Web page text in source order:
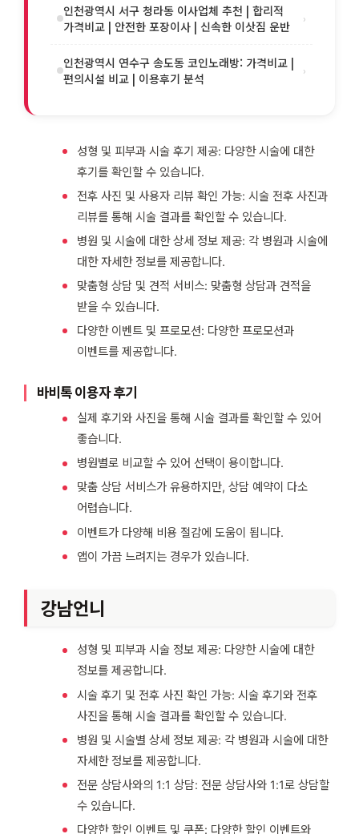
인천광역시 서구 청라동 이사업체 추천 | 합리적
가격비교 | 안전한 포장이사 | 신속한 이삿짐 운반
›
인천광역시 연수구 송도동 코인노래방: 가격비교 |
편의시설 비교 | 이용후기 분석
›
성형 및 피부과 시술 후기 제공: 다양한 시술에 대한
후기를 확인할 수 있습니다.
전후 사진 및 사용자 리뷰 확인 가능: 시술 전후 사진과
리뷰를 통해 시술 결과를 확인할 수 있습니다.
병원 및 시술에 대한 상세 정보 제공: 각 병원과 시술에
대한 자세한 정보를 제공합니다.
맞춤형 상담 및 견적 서비스: 맞춤형 상담과 견적을
받을 수 있습니다.
다양한 이벤트 및 프로모션: 다양한 프로모션과
이벤트를 제공합니다.
바비톡 이용자 후기
실제 후기와 사진을 통해 시술 결과를 확인할 수 있어
좋습니다.
병원별로 비교할 수 있어 선택이 용이합니다.
맞춤 상담 서비스가 유용하지만, 상담 예약이 다소
어렵습니다.
이벤트가 다양해 비용 절감에 도움이 됩니다.
앱이 가끔 느려지는 경우가 있습니다.
강남언니
성형 및 피부과 시술 정보 제공: 다양한 시술에 대한
정보를 제공합니다.
시술 후기 및 전후 사진 확인 가능: 시술 후기와 전후
사진을 통해 시술 결과를 확인할 수 있습니다.
병원 및 시술별 상세 정보 제공: 각 병원과 시술에 대한
자세한 정보를 제공합니다.
전문 상담사와의 1:1 상담: 전문 상담사와 1:1로 상담할
수 있습니다.
다양한 할인 이벤트 및 쿠폰: 다양한 할인 이벤트와